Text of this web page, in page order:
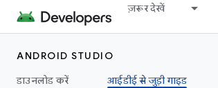
ज़रूर देखें
ANDROID STUDIO
डाउनलोड करें
आईडीई से जुड़ी गाइड